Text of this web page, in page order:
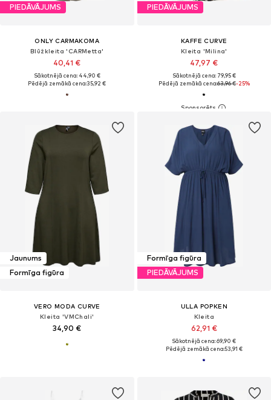
PIEDĀVĀJUMS
ONLY CARMAKOMA
Blūžkleita 'CARMetta'
40,41 €
Sākotnējā cena: 44,90 €
Pēdējā zemākā cena:35,92 €
PIEDĀVĀJUMS
KAFFE CURVE
Kleita 'Milina'
47,97 €
Sākotnējā cena: 79,95 €
Pēdējā zemākā cena:63,96 €-25%
Jaunums
Formīga figūra
VERO MODA CURVE
Kleita 'VMChali'
34,90 €
Formīga figūra
PIEDĀVĀJUMS
ULLA POPKEN
Kleita
62,91 €
Sākotnējā cena: 69,90 €
Pēdējā zemākā cena:53,91 €